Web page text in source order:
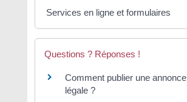
Services en ligne et formulaires
Questions ? Réponses !
Comment publier une annonce
légale ?